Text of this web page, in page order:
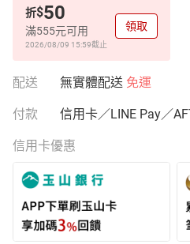
折$50
滿555元可用
2026/08/09 15:59截止
領取
配送 無實體配送 免運
付款 信用卡／LINE Pay／
信用卡優惠